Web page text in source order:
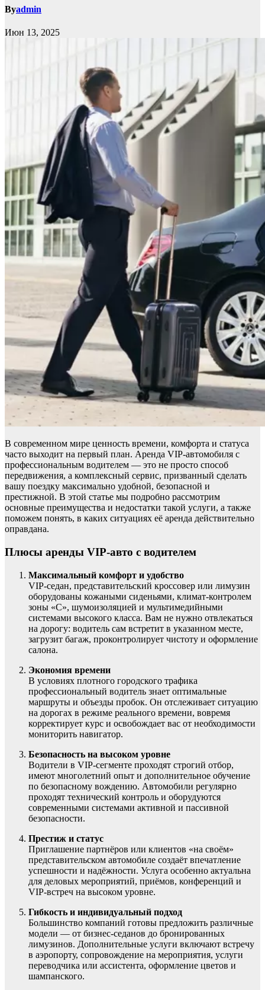
Byadmin
Июн 13, 2025
В современном мире ценность времени, комфорта и статуса
часто выходит на первый план. Аренда VIP-автомобиля с
профессиональным водителем — это не просто способ
передвижения, а комплексный сервис, призванный сделать
вашу поездку максимально удобной, безопасной и
престижной. В этой статье мы подробно рассмотрим
основные преимущества и недостатки такой услуги, а также
поможем понять, в каких ситуациях её аренда действительно
оправдана.
Плюсы аренды VIP-авто с водителем
Максимальный комфорт и удобство
VIP-седан, представительский кроссовер или лимузин
оборудованы кожаными сиденьями, климат-контролем
зоны «С», шумоизоляцией и мультимедийными
системами высокого класса. Вам не нужно отвлекаться
на дорогу: водитель сам встретит в указанном месте,
загрузит багаж, проконтролирует чистоту и оформление
салона.
Экономия времени
В условиях плотного городского трафика
профессиональный водитель знает оптимальные
маршруты и объезды пробок. Он отслеживает ситуацию
на дорогах в режиме реального времени, вовремя
корректирует курс и освобождает вас от необходимости
мониторить навигатор.
Безопасность на высоком уровне
Водители в VIP-сегменте проходят строгий отбор,
имеют многолетний опыт и дополнительное обучение
по безопасному вождению. Автомобили регулярно
проходят технический контроль и оборудуются
современными системами активной и пассивной
безопасности.
Престиж и статус
Приглашение партнёров или клиентов «на своём»
представительском автомобиле создаёт впечатление
успешности и надёжности. Услуга особенно актуальна
для деловых мероприятий, приёмов, конференций и
VIP-встреч на высоком уровне.
Гибкость и индивидуальный подход
Большинство компаний готовы предложить различные
модели — от бизнес-седанов до бронированных
лимузинов. Дополнительные услуги включают встречу
в аэропорту, сопровождение на мероприятия, услуги
переводчика или ассистента, оформление цветов и
шампанского.